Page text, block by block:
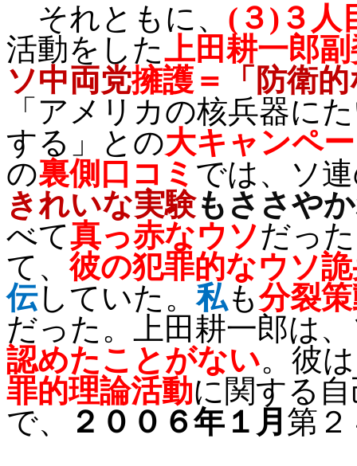
それともに、 ( ３) ３人
活動をした上田耕一郎
ソ中両党擁護＝ 「 防衛
「アメリカの核兵器に
する」との大キャンペ
の裏側口コミ では、ソ
きれいな実験もささや
べて真っ赤なウソだっ
て、彼の犯罪的なウソ
伝していた。私も分裂
だった。上田耕一郎は
認めたことがない。彼
罪的理論活動に関する
で、
２００６年１月 第